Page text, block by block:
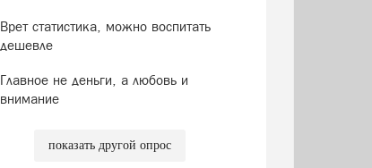
Врет статистика, можно воспитать
дешевле
Главное не деньги, а любовь и
внимание
показать другой опрос